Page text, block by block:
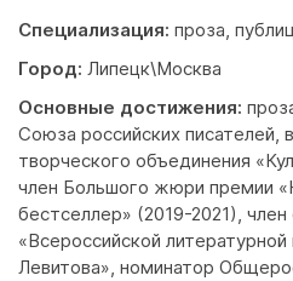
Специализация: проза,
Город: Липецк\Москва
Основные достижения:
Союза российских писателей,
творческого объединения
член Большого жюри премии
бестселлер» (2019-2021),
«Всероссийской
Левитова», номинатор